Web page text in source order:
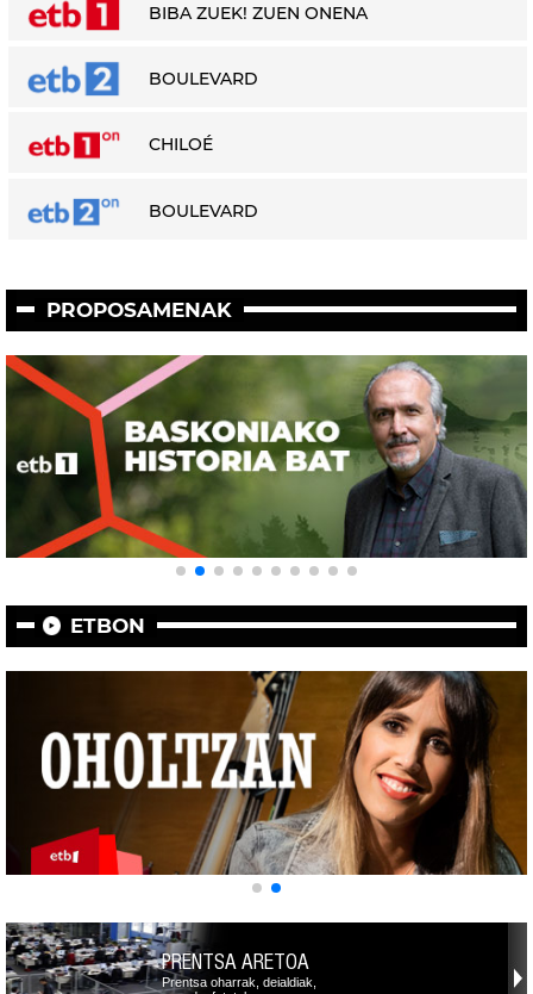
BIBA ZUEK! ZUEN ONENA
BOULEVARD
CHILOÉ
BOULEVARD
PROPOSAMENAK
ETBON
PRENTSA ARETOA
Prentsa oharrak, deialdiak,